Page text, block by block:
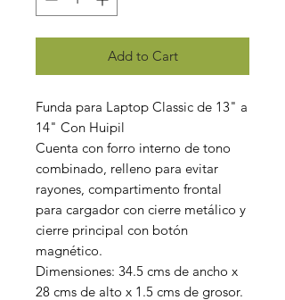
Add to Cart
Funda para Laptop Classic de 13" a
14" Con Huipil
Cuenta con forro interno de tono
combinado, relleno para evitar
rayones, compartimento frontal
para cargador con cierre metálico y
cierre principal con botón
magnético.
Dimensiones: 34.5 cms de ancho x
28 cms de alto x 1.5 cms de grosor.